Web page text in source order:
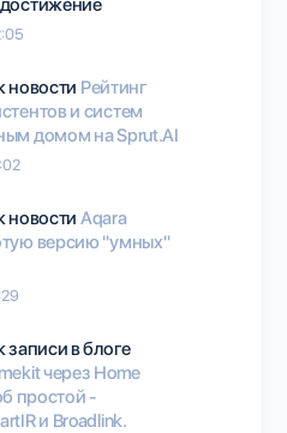
новости Рейтинг
и систем
домом на Sprut.AI
новости Aqara
версию "умных"
записи в блоге
через Нome
простой -
и Broadlink.